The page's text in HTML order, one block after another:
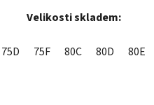
Velikosti skladem:
75D 75F 80C 80D 80E